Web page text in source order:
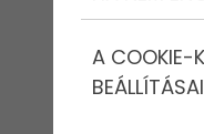
A COOKIE-